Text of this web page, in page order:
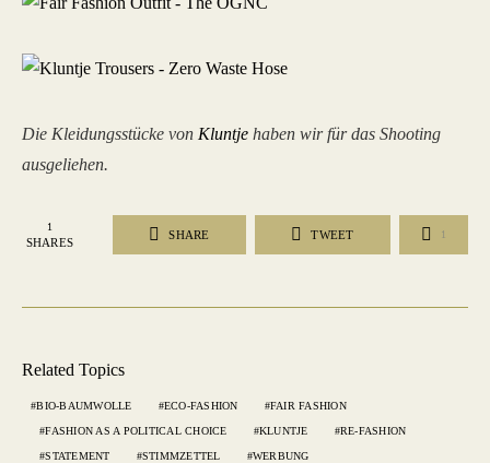
Die Kleidungsstücke von Kluntje haben wir für das Shooting
ausgeliehen.
1
SHARES
SHARE TWEET 1
Related Topics
BIO-BAUMWOLLE ECO-FASHION FAIR FASHION
FASHION AS A POLITICAL CHOICE KLUNTJE RE-FASHION
STATEMENT STIMMZETTEL WERBUNG